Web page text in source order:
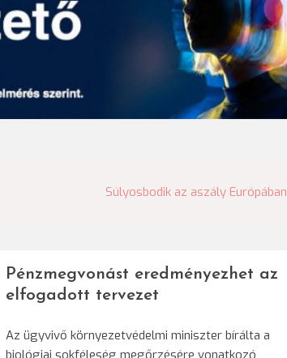
Súlyosbodik az aszály Európában
Pénzmegvonást eredményezhet az
elfogadott tervezet
Az ügyvivő környezetvédelmi miniszter bírálta a